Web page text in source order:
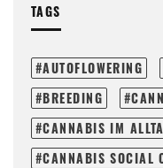
TAGS
AUTOFLOWERING
BREEDING
CANNABIS IM
CANNABIS SOCIAL